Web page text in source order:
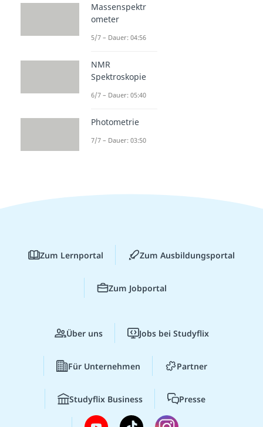
Massenspektr
ometer
5/7 – Dauer: 04:56
NMR
Spektroskopie
6/7 – Dauer: 05:40
Photometrie
7/7 – Dauer: 03:50
Zum Lernportal Zum Ausbildungsportal
Zum Jobportal
Über uns Jobs bei Studyflix
Für Unternehmen Partner
Studyflix Business Presse